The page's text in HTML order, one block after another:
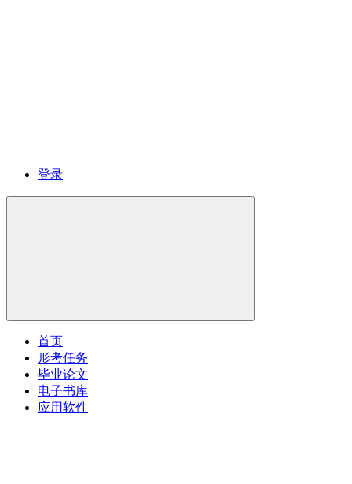
登录
首页
形考任务
毕业论文
电子书库
应用软件